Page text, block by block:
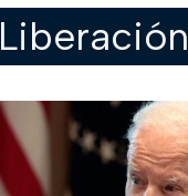
Liberación